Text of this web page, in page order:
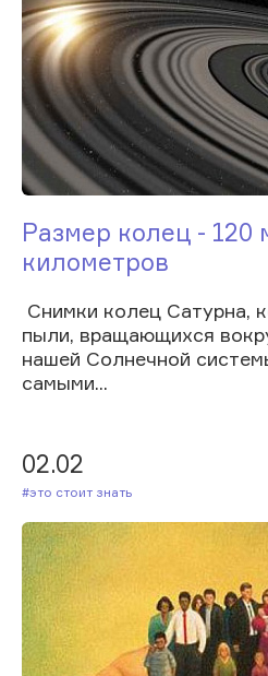
Размер колец - 120
километров
Снимки колец Сатурна,
пыли, вращающихся
нашей Солнечной
самыми...
02.02
#Это стоит знать